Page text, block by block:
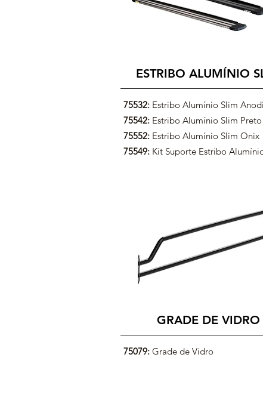
ESTRIBO ALUMÍNIO
75532: Estribo Alumínio Slim
75542: Estribo Alumínio Slim Preto
75552: Estribo Alumínio Slim Onix
75549:Kit Suporte Estribo
GRADE DE VIDRO
75079: Grade de Vidro